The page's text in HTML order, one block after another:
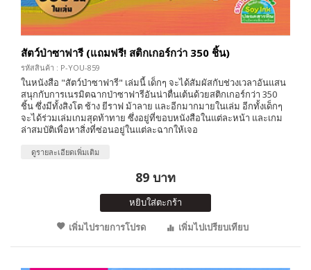
สัตว์ป่าซาฟารี (แถมฟรี! สติกเกอร์กว่า 350 ชิ้น)
รหัสสินค้า : P-YOU-859
ในหนังสือ "สัตว์ป่าซาฟารี" เล่มนี้ เด็กๆ จะได้สัมผัสกับช่วงเวลาอันแสน
สนุกกับการเนรมิตฉากป่าซาฟารีอันน่าตื่นเต้นด้วยสติกเกอร์กว่า 350
ชิ้น ซึ่งมีทั้งสิงโต ช้าง ยีราฟ ม้าลาย และอีกมากมายในเล่ม อีกทั้งเด็กๆ
จะได้ร่วมเล่มเกมสุดท้าทาย ซึ่งอยู่ที่ขอบหนังสือในแต่ละหน้า และเกม
ล่าสมบัติเพื่อหาสิ่งที่ซ่อนอยู่ในแต่ละฉากให้เจอ
ดูรายละเอียดเพิ่มเติม
89 บาท
หยิบใส่ตะกร้า
เพิ่มไปรายการโปรด
เพิ่มไปเปรียบเทียบ